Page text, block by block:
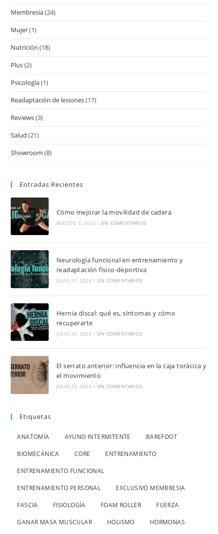
Membresía(24)
Mujer(1)
Nutrición (18)
Plus(2)
Psicología(1)
Readaptación de lesiones(17)
Reviews(3)
Salud (21)
Showroom (8)
Entradas Recientes
Cómo mejorar la movilidad de cadera
AGOSTO 3, 2026 / SIN COMENTARIOS
Neurología funcional en entrenamiento y
readaptación físico-deportiva
JULIO 27, 2026 / SIN COMENTARIOS
Hernia discal: qué es, síntomas y cómo
recuperarte
JULIO 25, 2026 / SIN COMENTARIOS
El serrato anterior: influencia en la caja torácica y
el movimiento
JULIO 23, 2026 / SIN COMENTARIOS
Etiquetas
ANATOMÍA AYUNO INTERMITENTE BAREFOOT
BIOMECÁNICA CORE ENTRENAMIENTO
ENTRENAMIENTO FUNCIONAL
ENTRENAMIENTO PERSONAL EXCLUSIVO MEMBRESIA
FASCIA FISIOLOGÍA FOAM ROLLER FUERZA
GANAR MASA MUSCULAR HOLISMO HORMONAS